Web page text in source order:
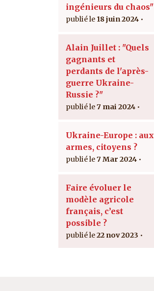
ingénieurs du chaos"
18 juin 2024
Alain Juillet : "Quels
gagnants et
perdants de l'après-
guerre Ukraine-
Russie ?"
7 mai 2024
Ukraine-Europe : aux
armes, citoyens ?
7 Mar 2024
Faire évoluer le
modèle agricole
français, c’est
possible ?
22 nov 2023